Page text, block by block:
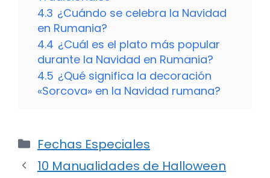
4.3 ¿Cuándo se celebra la Navidad
en Rumania?
4.4 ¿Cuál es el plato más popular
durante la Navidad en Rumania?
4.5 ¿Qué significa la decoración
«Sorcova» en la Navidad rumana?
Categorías
Fechas Especiales
10 Manualidades de Halloween